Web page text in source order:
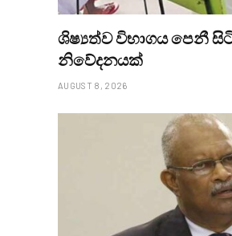
ශිෂ්‍යත්ව විභාගය පෙනී
නිවේදනයක්
AUGUST 8, 2026